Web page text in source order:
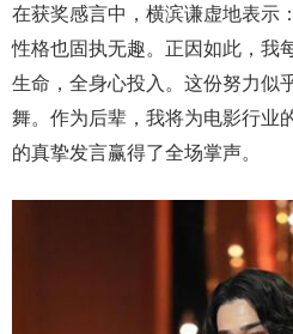
在获奖感言中，横滨谦虚地表示
性格也固执无趣。正因如此，我
生命，全身心投入。这份努力似
舞。作为后辈，我将为电影行业
的真挚发言赢得了全场掌声。